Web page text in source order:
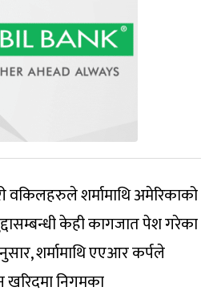
वकिलहरुले शर्मामाथि अमेरिकाको
केही कागजात पेश गरेका
शर्मामाथि एएआर कर्पले
खरिदमा निगमका